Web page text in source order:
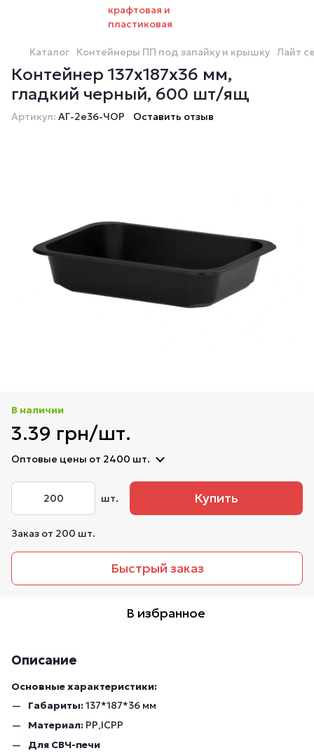
Каталог Контейнеры ПП под запайку и крышку Лайт
Контейнер 137х187х36 мм,
гладкий черный, 600 шт/ящ
Артикул: АГ-2е36-ЧОР Оставить отзыв
В наличии
3.39 грн/шт.
Оптовые цены от 2400 шт.
шт. Купить
Заказ от 200 шт.
Быстрый заказ
В избранное
Описание
Основные характеристики:
Габариты:137*187*36 мм
Материал: РР,ICPP
Для СВЧ-печи